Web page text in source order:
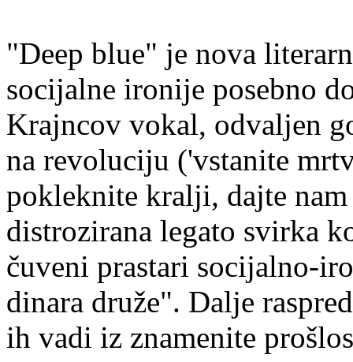
"Deep blue" je nova
socijalne ironije posebno
Krajncov vokal, odvaljen
na revoluciju ('vstanite
pokleknite kralji, dajte
distrozirana legato svirka
čuveni prastari socijalno-
dinara druže". Dalje
ih vadi iz znamenite